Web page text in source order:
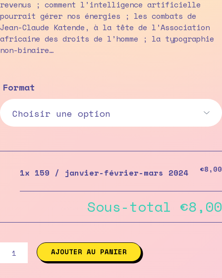
revenus ; comment l’intelligence artificielle
pourrait gérer nos énergies ; les combats de
Jean-Claude Katende, à la tête de l’Association
africaine des droits de l’homme ; la typographie
non-binaire…
Format
1x 159 / janvier-février-mars 2024 €8,00
Sous-total €8,00
159
AJOUTER AU PANIER